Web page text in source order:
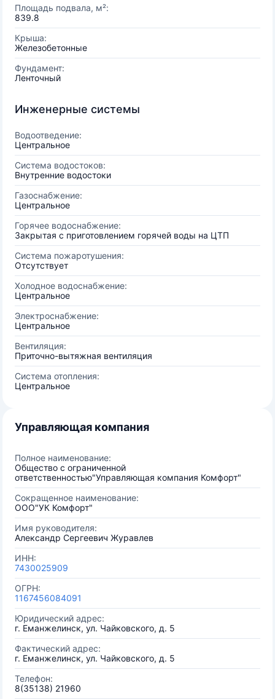
Площадь подвала, м²:
839.8
Крыша:
Железобетонные
Фундамент:
Ленточный
Инженерные системы
Водоотведение:
Центральное
Система водостоков:
Внутренние водостоки
Газоснабжение:
Центральное
Горячее водоснабжение:
Закрытая с приготовлением горячей воды на ЦТП
Система пожаротушения:
Отсутствует
Холодное водоснабжение:
Центральное
Электроснабжение:
Центральное
Вентиляция:
Приточно-вытяжная вентиляция
Система отопления:
Центральное
Управляющая компания
Полное наименование:
Общество с ограниченной
ответственностью"Управляющая компания Комфорт"
Сокращенное наименование:
ООО"УК Комфорт"
Имя руководителя:
Александр Сергеевич Журавлев
ИНН:
7430025909
ОГРН:
1167456084091
Юридический адрес:
г. Еманжелинск, ул. Чайковского, д. 5
Фактический адрес:
г. Еманжелинск, ул. Чайковского, д. 5
Телефон:
8(35138) 21960